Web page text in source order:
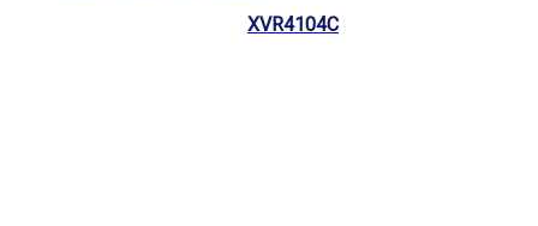
XVR4104C